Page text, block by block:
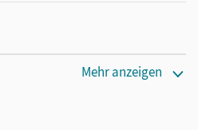
Mehr anzeigen